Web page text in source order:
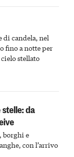
di candela, nel
fino a notte per
stellato
da
borghi e
con l’arrivo